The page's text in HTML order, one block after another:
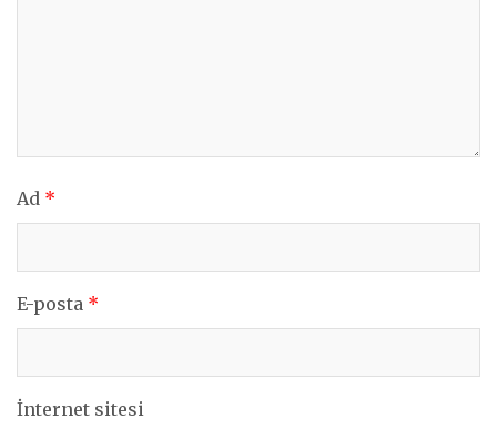
Ad *
E-posta *
İnternet sitesi